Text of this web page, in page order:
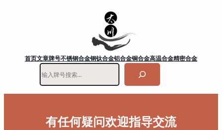
首页文章牌号不锈钢合金钢钛合金铝合金铜合金高温合金精密合金
有任何疑问欢迎指导交流